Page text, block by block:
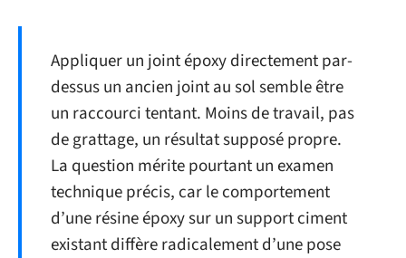
Appliquer un joint époxy directement par-
dessus un ancien joint au sol semble être
un raccourci tentant. Moins de travail, pas
de grattage, un résultat supposé propre.
La question mérite pourtant un examen
technique précis, car le comportement
d’une résine époxy sur un support ciment
existant diffère radicalement d’une pose